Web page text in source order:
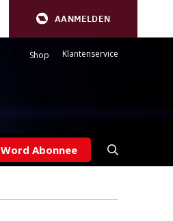
AANMELDEN
Shop Klantenservice
Word Abonnee